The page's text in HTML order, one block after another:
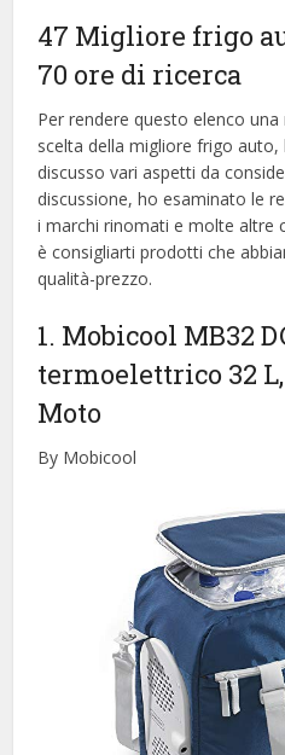
47 Migliore frigo
70 ore di ricerca
Per rendere questo elenco
scelta della migliore frigo
discusso vari aspetti da
discussione, ho esaminato le
i marchi rinomati e molte altre
è consigliarti prodotti che
qualità-prezzo.
1. Mobicool MB32
termoelettrico 32 L,
Moto
By Mobicool